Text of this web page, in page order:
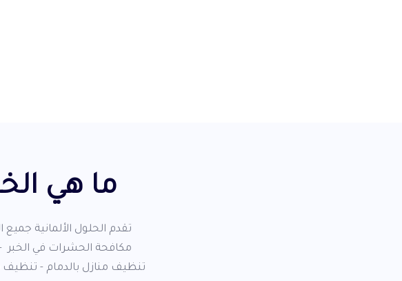
ما هي
تقدم الحلول الألمانية
مكافحة الحشرات في
تنظيف منازل بالدمام - تنظيف